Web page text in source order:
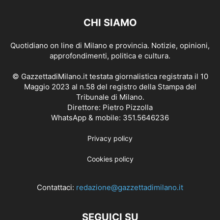
CHI SIAMO
Quotidiano on line di Milano e provincia. Notizie, opinioni,
approfondimenti, politica e cultura.
© GazzettadiMilano.it testata giornalistica registrata il 10
Maggio 2023 al n.58 del registro della Stampa del
Tribunale di Milano.
Direttore: Pietro Pizzolla
WhatsApp & mobile: 351.5646236
Privacy policy
Cookies policy
Contattaci: redazione@gazzettadimilano.it
SEGUICI SU